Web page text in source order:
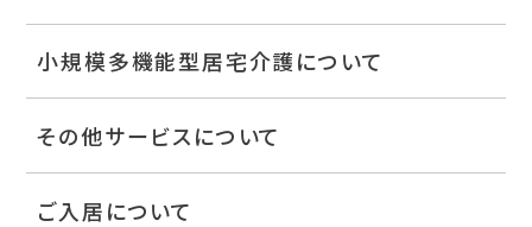
小規模多機能型居宅介護について
その他サービスについて
ご入居について